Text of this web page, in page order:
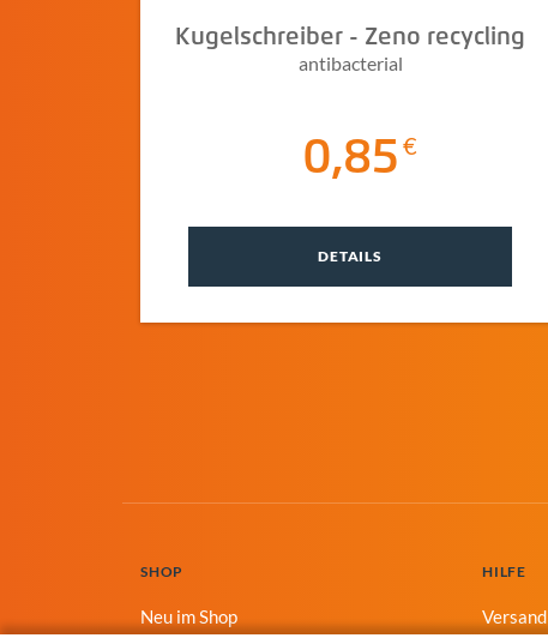
Kugelschreiber - Zeno recycling
antibacterial
0,85
DETAILS
SHOP
Neu im Shop
HILFE
Versand